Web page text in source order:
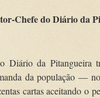
Chefe do Diário da
Diário da Pitangueira
da população —
cartas aceitando o